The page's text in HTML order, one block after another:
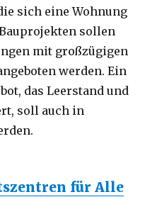
sich eine Wohnung
sollen
mit großzügigen
werden. Ein
das Leerstand und
soll auch in
für Alle